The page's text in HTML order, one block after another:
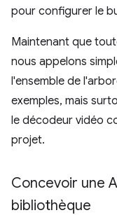
pour configurer le
Maintenant que
nous appelons
l'ensemble de
exemples, mais
le décodeur vidéo
projet.
Concevoir une
bibliothèque